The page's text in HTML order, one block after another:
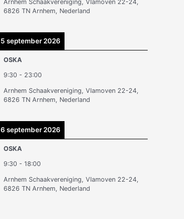
Arnhem Schaakvereniging, Vlamoven 22-24,
6826 TN Arnhem, Nederland
5 september 2026
OSKA
9:30 - 23:00
Arnhem Schaakvereniging, Vlamoven 22-24,
6826 TN Arnhem, Nederland
6 september 2026
OSKA
9:30 - 18:00
Arnhem Schaakvereniging, Vlamoven 22-24,
6826 TN Arnhem, Nederland